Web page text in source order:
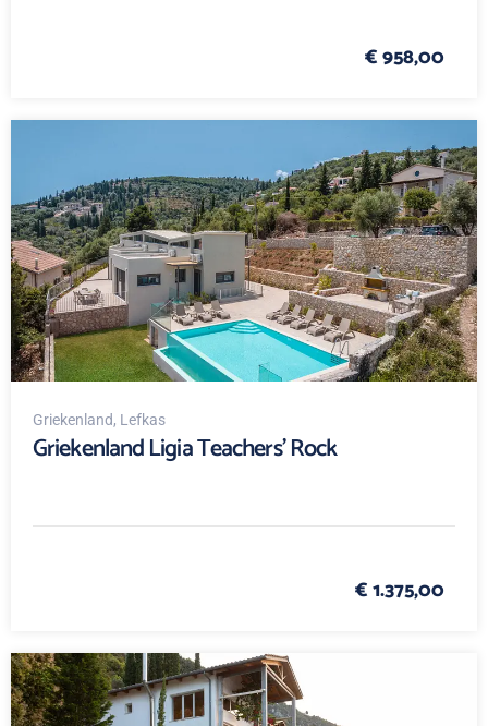
€ 958,00
Griekenland, Lefkas
Griekenland Ligia Teachers' Rock
€ 1.375,00